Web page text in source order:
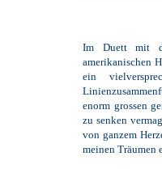
Im Duett mit
amerikanischen
ein
enorm grossen
zu senken
von ganzem
meinen Träumen